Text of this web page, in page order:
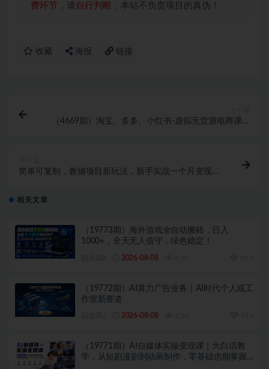
费环节 ，请 自行判断 ，本站不负责项目的真伪！
收藏 海报 链接
（4669期）淘宝、多多、小红书-虚拟无货源电商课：
简单可复制，教辅项目新玩法，新手实战一个月变现
相关文章
（19773期）海外游戏全自动搬砖，日入
1000+，全天无人值守，绿色稳定！
2026-08-08
（19772期）AI算力广告业务｜AI时代个人或工
作室新赛道
2026-08-08
（19771期）AI自媒体实操变现课｜大白话教
学，从短剧漫剧到动画制作，零基础也能掌握